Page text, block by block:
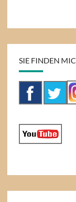
SIE FINDEN